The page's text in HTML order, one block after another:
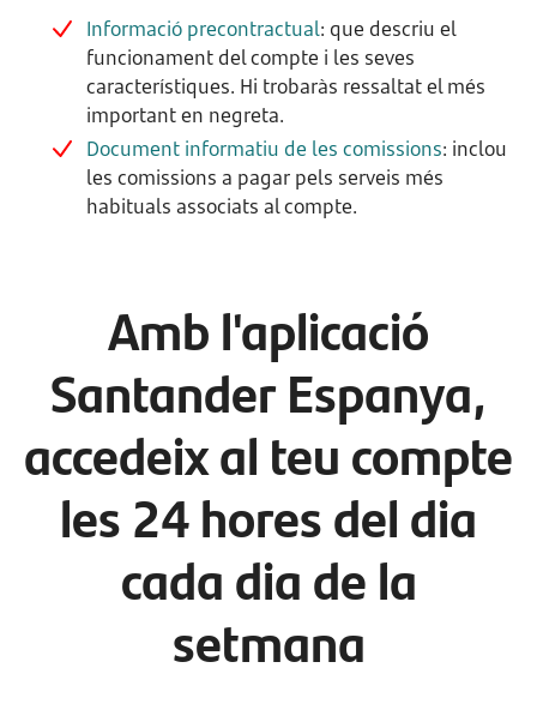
Informació precontractual: que descriu el
funcionament del compte i les seves
característiques. Hi trobaràs ressaltat el més
important en negreta.
Document informatiu de les comissions: inclou
les comissions a pagar pels serveis més
habituals associats al compte.
Amb l'aplicació
Santander Espanya,
accedeix al teu compte
les 24 hores del dia
cada dia de la
setmana